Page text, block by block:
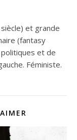
et grande
(fantasy
et de
Féministe.